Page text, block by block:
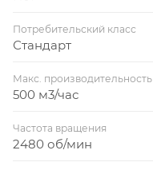
Потребительский класс
Стандарт
Макс. производительность
500 м3/час
Частота вращения
2480 об/мин